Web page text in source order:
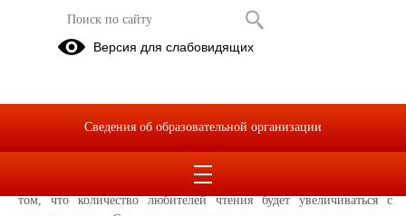
День книгодарения
14 февраля учащиеся гимназии приняли активное участие
во Всероссийской акции "Подари книгу" в рамках
дарили книги нашей школьной библиотеке, говорили приятные
слова напутствия будущим читателям, выражали уверенность в
том, что количество любителей чтения будет увеличиваться с
Версия для слабовидящих
Сведения об образовательной организации